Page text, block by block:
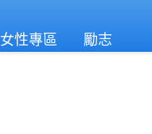
女性專區 勵志